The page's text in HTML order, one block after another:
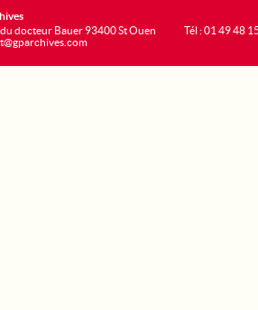
docteur Bauer 93400 St Ouen
Tél : 01 49 48